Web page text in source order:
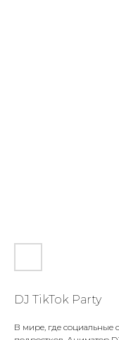
DJ TikTok Party
В мире, где социальные